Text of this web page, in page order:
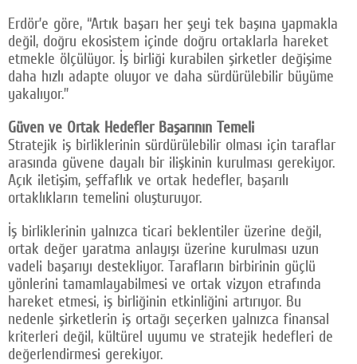
Erdör’e göre, “Artık başarı her şeyi tek başına yapmakla
değil, doğru ekosistem içinde doğru ortaklarla hareket
etmekle ölçülüyor. İş birliği kurabilen şirketler değişime
daha hızlı adapte oluyor ve daha sürdürülebilir büyüme
yakalıyor.”
Güven ve Ortak Hedefler Başarının Temeli
Stratejik iş birliklerinin sürdürülebilir olması için taraflar
arasında güvene dayalı bir ilişkinin kurulması gerekiyor.
Açık iletişim, şeffaflık ve ortak hedefler, başarılı
ortaklıkların temelini oluşturuyor.
İş birliklerinin yalnızca ticari beklentiler üzerine değil,
ortak değer yaratma anlayışı üzerine kurulması uzun
vadeli başarıyı destekliyor. Tarafların birbirinin güçlü
yönlerini tamamlayabilmesi ve ortak vizyon etrafında
hareket etmesi, iş birliğinin etkinliğini artırıyor. Bu
nedenle şirketlerin iş ortağı seçerken yalnızca finansal
kriterleri değil, kültürel uyumu ve stratejik hedefleri de
değerlendirmesi gerekiyor.